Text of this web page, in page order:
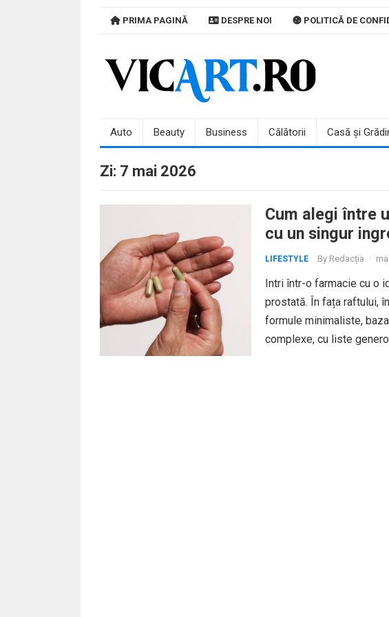
PRIMA PAGINĂ DESPRE NOI POLITICĂ DE
Auto Beauty Business Călătorii Casă și
Zi: 7 mai 2026
Cum alegi între
cu un singur
LIFESTYLE By Redacția ·
Intri într-o farmacie cu o
prostată. În fața raftului,
formule minimaliste,
complexe, cu liste